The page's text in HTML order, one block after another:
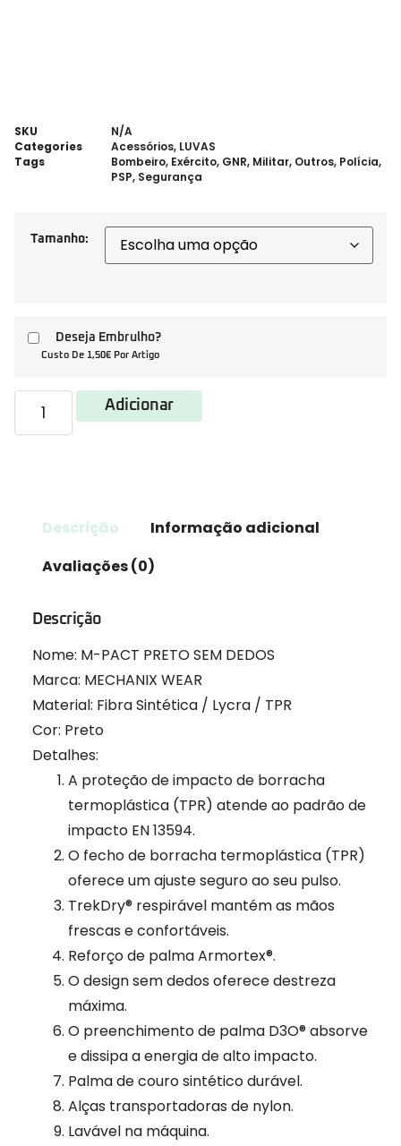
SKU
N/A
Categories
Acessórios, LUVAS
Tags
Bombeiro, Exército, GNR, Militar, Outros, Polícia,
PSP, Segurança
Tamanho:
Deseja Embrulho?
Custo De 1,50€ Por Artigo
Adicionar
Descrição
Informação adicional
Avaliações (0)
Descrição
Nome: M-PACT PRETO SEM DEDOS
Marca: MECHANIX WEAR
Material: Fibra Sintética / Lycra / TPR
Cor: Preto
Detalhes:
A proteção de impacto de borracha
termoplástica (TPR) atende ao padrão de
impacto EN 13594.
O fecho de borracha termoplástica (TPR)
oferece um ajuste seguro ao seu pulso.
TrekDry® respirável mantém as mãos
frescas e confortáveis.
Reforço de palma Armortex®.
O design sem dedos oferece destreza
máxima.
O preenchimento de palma D3O® absorve
e dissipa a energia de alto impacto.
Palma de couro sintético durável.
Alças transportadoras de nylon.
Lavável na máquina.